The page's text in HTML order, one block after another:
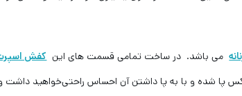
می باشد. در ساخت تمامی قسمت های این کفش
پا شده و با به پا داشتن آن احساس راحتی‌خواهید داشت